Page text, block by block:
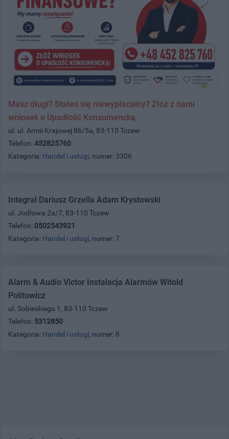
Masz długi? Stałeś się niewypłacalny? Złóż z nami
wniosek o Upadłość Konsumencką
ul. ul. Armii Krajowej 86/5a, 83-110 Tczew
Telefon: 452825760
Kategoria: Handel i usługi, numer: 3306
Integral Dariusz Grzella Adam Krystowski
ul. Jodłowa 2a/7, 83-110 Tczew
Telefon: 0502543921
Kategoria: Handel i usługi, numer: 7
Alarm & Audio Victor Instalacja Alarmów Witold
Politowicz
ul. Sobieskiego 1, 83-110 Tczew
Telefon: 5312850
Kategoria: Handel i usługi, numer: 8